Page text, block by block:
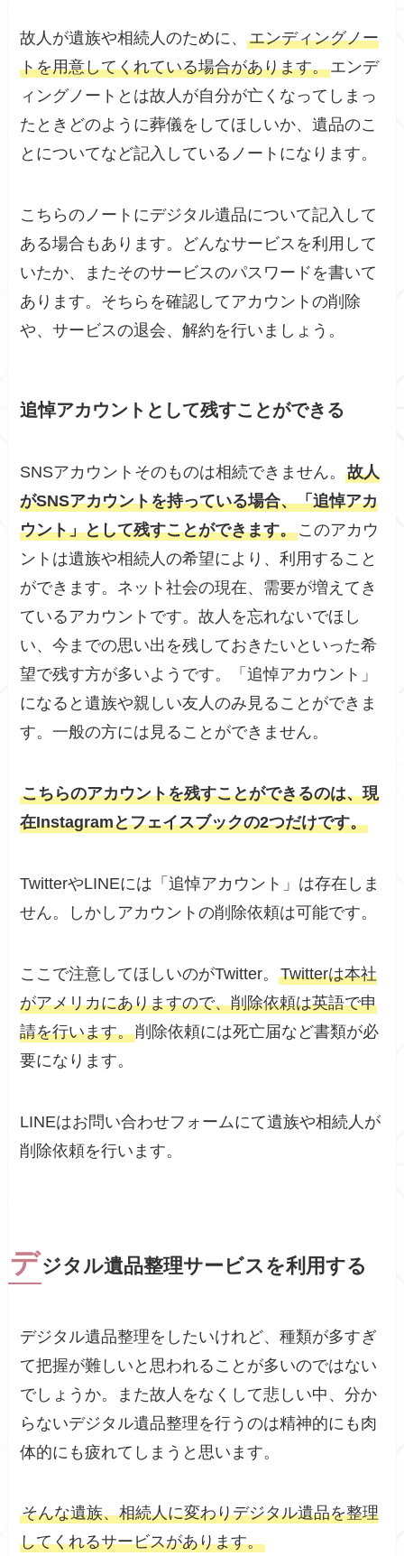
故人が遺族や相続人のために、エンディングノー
トを用意してくれている場合があります。エンデ
ィングノートとは故人が自分が亡くなってしまっ
たときどのように葬儀をしてほしいか、遺品のこ
とについてなど記入しているノートになります。
こちらのノートにデジタル遺品について記入して
ある場合もあります。どんなサービスを利用して
いたか、またそのサービスのパスワードを書いて
あります。そちらを確認してアカウントの削除
や、サービスの退会、解約を行いましょう。
追悼アカウントとして残すことができる
SNSアカウントそのものは相続できません。故人
がSNSアカウントを持っている場合、「追悼アカ
ウント」として残すことができます。このアカウ
ントは遺族や相続人の希望により、利用すること
ができます。ネット社会の現在、需要が増えてき
ているアカウントです。故人を忘れないでほし
い、今までの思い出を残しておきたいといった希
望で残す方が多いようです。「追悼アカウント」
になると遺族や親しい友人のみ見ることができま
す。一般の方には見ることができません。
こちらのアカウントを残すことができるのは、現
在Instagramとフェイスブックの2つだけです。
TwitterやLINEには「追悼アカウント」は存在しま
せん。しかしアカウントの削除依頼は可能です。
ここで注意してほしいのがTwitter。Twitterは本社
がアメリカにありますので、削除依頼は英語で申
請を行います。削除依頼には死亡届など書類が必
要になります。
LINEはお問い合わせフォームにて遺族や相続人が
削除依頼を行います。
デジタル遺品整理サービスを利用する
デジタル遺品整理をしたいけれど、種類が多すぎ
て把握が難しいと思われることが多いのではない
でしょうか。また故人をなくして悲しい中、分か
らないデジタル遺品整理を行うのは精神的にも肉
体的にも疲れてしまうと思います。
そんな遺族、相続人に変わりデジタル遺品を整理
してくれるサービスがあります。